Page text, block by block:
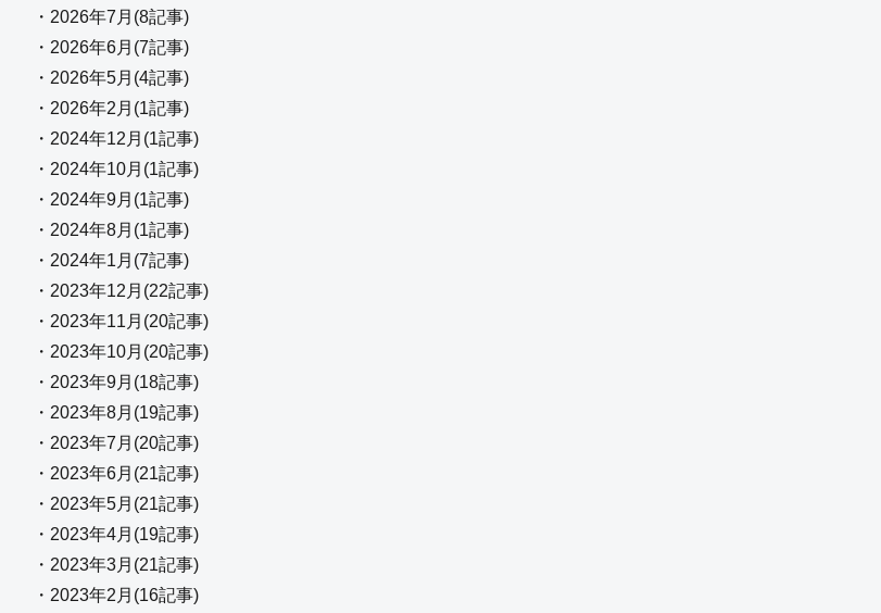
・2026年7月(8記事)
・2026年6月(7記事)
・2026年5月(4記事)
・2026年2月(1記事)
・2024年12月(1記事)
・2024年10月(1記事)
・2024年9月(1記事)
・2024年8月(1記事)
・2024年1月(7記事)
・2023年12月(22記事)
・2023年11月(20記事)
・2023年10月(20記事)
・2023年9月(18記事)
・2023年8月(19記事)
・2023年7月(20記事)
・2023年6月(21記事)
・2023年5月(21記事)
・2023年4月(19記事)
・2023年3月(21記事)
・2023年2月(16記事)